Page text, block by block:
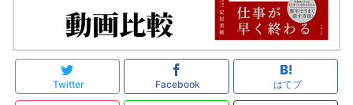
Twitter Facebook はてブ